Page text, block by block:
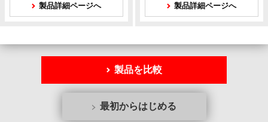
製品詳細ページへ 製品詳細ページへ
製品を比較
最初からはじめる